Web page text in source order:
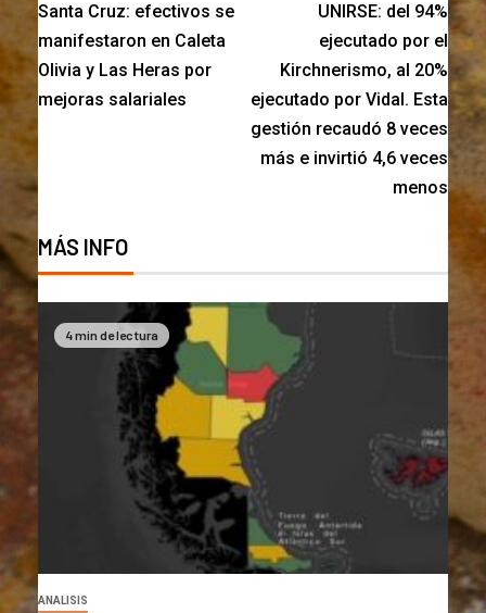
Santa Cruz: efectivos se
manifestaron en Caleta
Olivia y Las Heras por
mejoras salariales
UNIRSE: del 94%
ejecutado por el
Kirchnerismo, al 20%
ejecutado por Vidal. Esta
gestión recaudó 8 veces
más e invirtió 4,6 veces
menos
MÁS INFO
4 min de lectura
ANALISIS